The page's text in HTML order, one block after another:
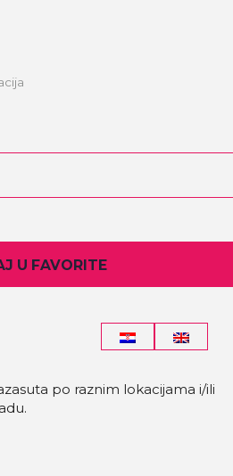
U FAVORITE
po raznim lokacijama i/ili